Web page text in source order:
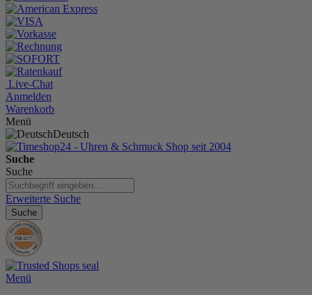
Live-Chat
Anmelden
Warenkorb
Menü
Deutsch
Suche
Suche
Erweiterte Suche
Suche
Menü